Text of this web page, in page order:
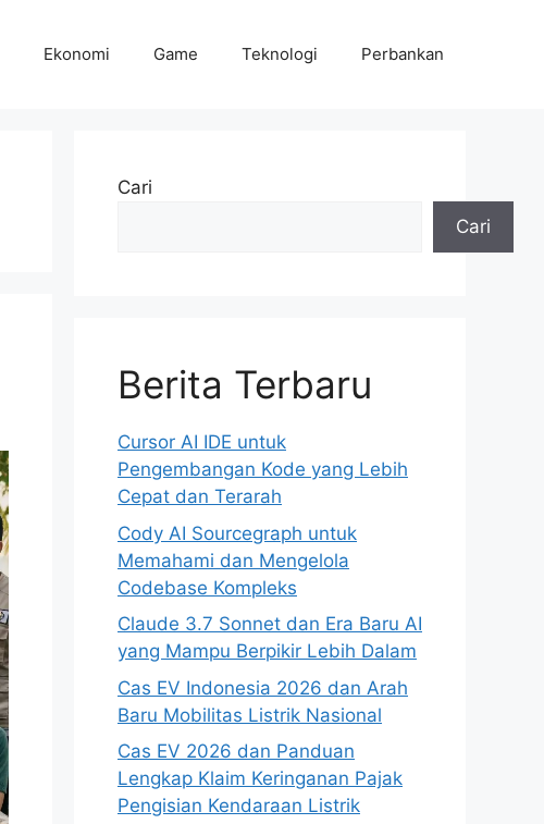
Ekonomi Game Teknologi Perbankan
Cari
Cari
Berita Terbaru
Cursor AI IDE untuk
Pengembangan Kode yang Lebih
Cepat dan Terarah
Cody AI Sourcegraph untuk
Memahami dan Mengelola
Codebase Kompleks
Claude 3.7 Sonnet dan Era Baru AI
yang Mampu Berpikir Lebih Dalam
Cas EV Indonesia 2026 dan Arah
Baru Mobilitas Listrik Nasional
Cas EV 2026 dan Panduan
Lengkap Klaim Keringanan Pajak
Pengisian Kendaraan Listrik